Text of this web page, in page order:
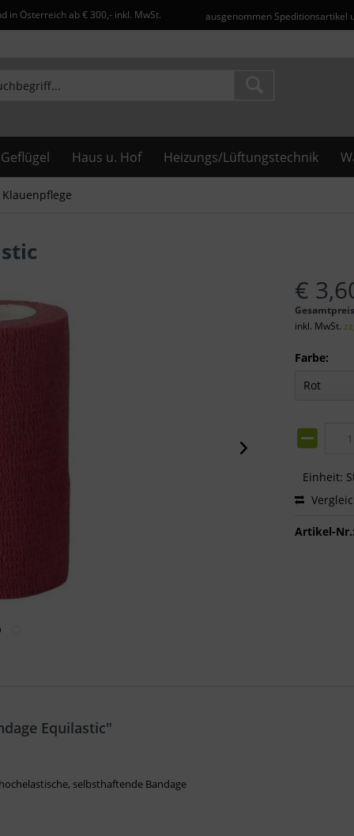
in Österreich ab € 300,- inkl. MwSt. ausgenommen Speditionsartikel
Geflügel Haus u. Hof Heizungs/Lüftungstechnik
€
inkl. MwSt.
Farbe:
Einheit:
Artikel-Nr.:
Equilastic"
selbsthaftende Bandage